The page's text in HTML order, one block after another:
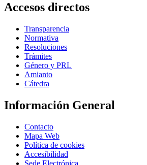
Accesos directos
Transparencia
Normativa
Resoluciones
Trámites
Género y PRL
Amianto
Cátedra
Información General
Contacto
Mapa Web
Política de cookies
Accesibilidad
Sede Electrónica